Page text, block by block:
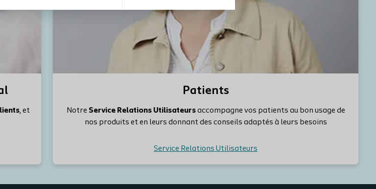
, et
Patients
Notre Service Relations Utilisateursaccompagne vos patients au bon usage de
nos produits et en leurs donnant des conseils adaptés à leurs besoins
Service Relations Utilisateurs